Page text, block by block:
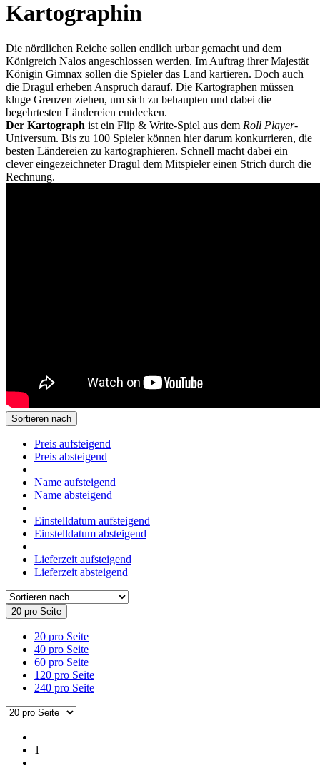
Kartographin
Die nördlichen Reiche sollen endlich urbar gemacht und dem
Königreich Nalos angeschlossen werden. Im Auftrag ihrer Majestät
Königin Gimnax sollen die Spieler das Land kartieren. Doch auch
die Dragul erheben Anspruch darauf. Die Kartographen müssen
kluge Grenzen ziehen, um sich zu behaupten und dabei die
begehrtesten Ländereien entdecken.
Der Kartograph ist ein Flip & Write-Spiel aus dem Roll Player-
Universum. Bis zu 100 Spieler können hier darum konkurrieren, die
besten Ländereien zu kartographieren. Schnell macht dabei ein
clever eingezeichneter Dragul dem Mitspieler einen Strich durch die
Rechnung.
Sortieren nach
Preis aufsteigend
Preis absteigend
Name aufsteigend
Name absteigend
Einstelldatum aufsteigend
Einstelldatum absteigend
Lieferzeit aufsteigend
Lieferzeit absteigend
20 pro Seite
20 pro Seite
40 pro Seite
60 pro Seite
120 pro Seite
240 pro Seite
1